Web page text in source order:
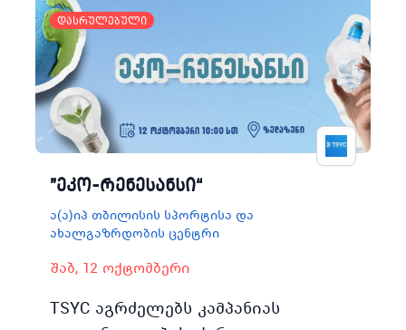
არამხოლოდ კარტინგით არამე…
დასრულებული
"ეკო-რენესანსი“
ა(ა)იპ თბილისის სპორტისა და
ახალგაზრდობის ცენტრი
შაბ, 12 ოქტომბერი
TSYC აგრძელებს კამპანიას